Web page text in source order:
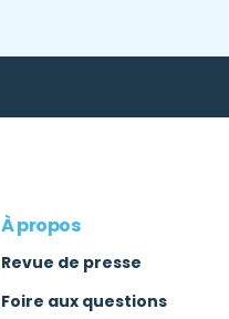
À propos
Revue de presse
Foire aux questions